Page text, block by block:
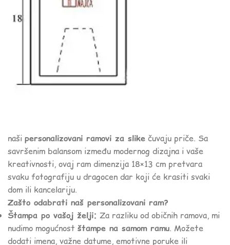
naši personalizovani ramovi za slike čuvaju priče. Sa
savršenim balansom između modernog dizajna i vaše
kreativnosti, ovaj ram dimenzija 18×13 cm pretvara
svaku fotografiju u dragocen dar koji će krasiti svaki
dom ili kancelariju.
Zašto odabrati naš personalizovani ram?
Štampa po vašoj želji: Za razliku od običnih ramova, mi
nudimo mogućnost štampe na samom ramu. Možete
dodati imena, važne datume, emotivne poruke ili